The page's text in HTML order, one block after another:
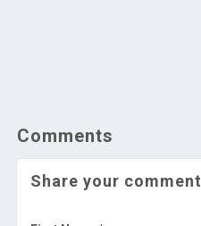
Comments
Share your comment